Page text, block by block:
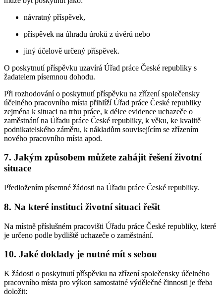
návratný příspěvek,
příspěvek na úhradu úroků z úvěrů nebo
jiný účelově určený příspěvek.
O poskytnutí příspěvku uzavírá Úřad práce České republiky s
žadatelem písemnou dohodu.
Při rozhodování o poskytnutí příspěvku na zřízení společensky
účelného pracovního místa přihlíží Úřad práce České republiky
zejména k situaci na trhu práce, k délce evidence uchazeče o
zaměstnání na Úřadu práce České republiky, k věku, ke kvalitě
podnikatelského záměru, k nákladům souvisejícím se zřízením
nového pracovního místa apod.
7. Jakým způsobem můžete zahájit řešení životní
situace
Předložením písemné žádosti na Úřadu práce České republiky.
8. Na které instituci životní situaci řešit
Na místně příslušném pracovišti Úřadu práce České republiky, které
je určeno podle bydliště uchazeče o zaměstnání.
10. Jaké doklady je nutné mít s sebou
K žádosti o poskytnutí příspěvku na zřízení společensky účelného
pracovního místa pro výkon samostatné výdělečné činnosti je třeba
doložit: